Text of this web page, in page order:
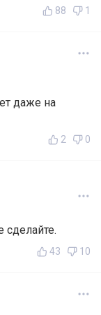
88 1
даже на
2 0
43 10